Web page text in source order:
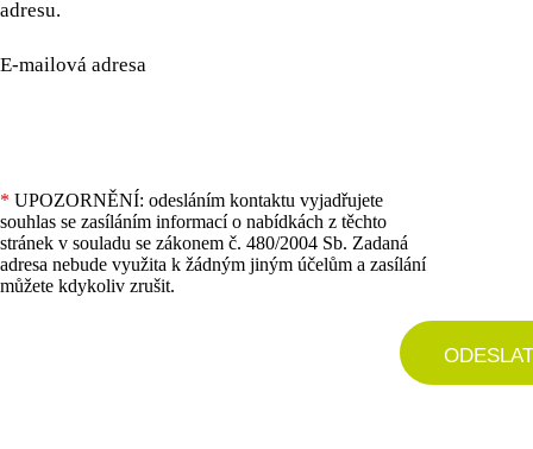
adresu.
E-mailová adresa
* UPOZORNĚNÍ: odesláním kontaktu vyjadřujete
souhlas se zasíláním informací o nabídkách z těchto
stránek v souladu se zákonem č. 480/2004 Sb. Zadaná
adresa nebude využita k žádným jiným účelům a zasílání
můžete kdykoliv zrušit.
ODESLAT